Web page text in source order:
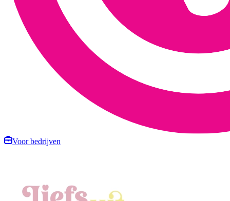
Voor bedrijven